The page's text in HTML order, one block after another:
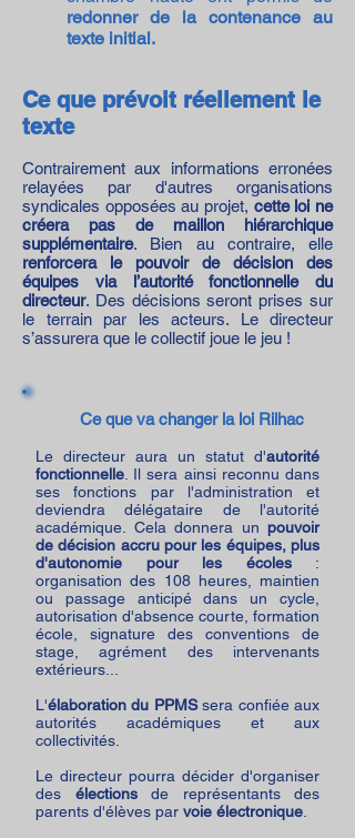
redonner de la contenance au
texte initial.
Ce que prévoit réellement le
texte
Contrairement aux informations erronées
relayées par d'autres organisations
syndicales opposées au projet, cette loi ne
créera pas de maillon hiérarchique
supplémentaire. Bien au contraire, elle
renforcera le pouvoir de décision des
équipes via l’autorité fonctionnelle du
directeur. Des décisions seront prises sur
le terrain par les acteurs. Le directeur
s’assurera que le collectif joue le jeu !
Ce que va changer la loi Rilhac
Le directeur aura un statut d'autorité
fonctionnelle . Il sera ainsi reconnu dans
ses fonctions par l'administration et
deviendra délégataire de l'autorité
académique. Cela donnera un pouvoir
de décision accru pour les équipes, plus
d'autonomie pour les écoles:
organisation des 108 heures, maintien
ou passage anticipé dans un cycle,
autorisation d'absence courte, formation
école, signature des conventions de
stage, agrément des intervenants
extérieurs...
L'élaboration du PPMSsera confiée aux
autorités académiques et aux
collectivités.
Le directeur pourra décider d'organiser
des élections de représentants des
parents d'élèves par voie électronique